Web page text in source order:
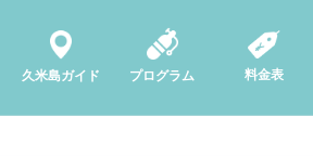
久米島ガイド プログラム 料金表